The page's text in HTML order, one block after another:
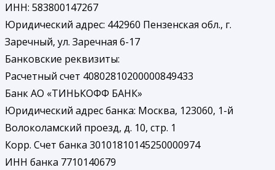
ИНН: 583800147267
Юридический адрес: 442960 Пензенская обл., г.
Заречный, ул. Заречная 6-17
Банковские реквизиты:
Расчетный счет 40802810200000849433
Банк АО «ТИНЬКОФФ БАНК»
Юридический адрес банка: Москва, 123060, 1-й
Волоколамский проезд, д. 10, стр. 1
Корр. Счет банка 30101810145250000974
ИНН банка 7710140679